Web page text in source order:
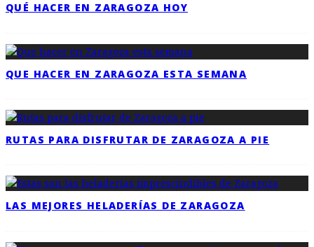
QUÉ HACER EN ZARAGOZA HOY
QUE HACER EN ZARAGOZA ESTA SEMANA
RUTAS PARA DISFRUTAR DE ZARAGOZA A PIE
LAS MEJORES HELADERÍAS DE ZARAGOZA